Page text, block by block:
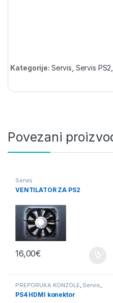
Kategorije: Servis, Servis
Povezani
Servis
VENTILATOR ZA PS2
16,00€
PREPORUKA KONZOLE, Servis,
Servis PS4
PS4 HDMI konektor